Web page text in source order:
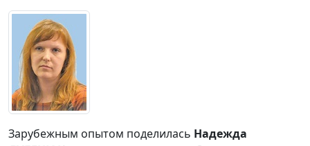
Зарубежным опытом поделилась Надежда